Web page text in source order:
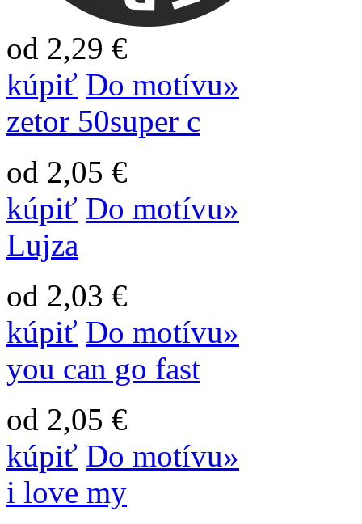
od 2,29 €
kúpiť Do motívu»
zetor 50super c
od 2,05 €
kúpiť Do motívu»
Lujza
od 2,03 €
kúpiť Do motívu»
you can go fast
od 2,05 €
kúpiť Do motívu»
i love my